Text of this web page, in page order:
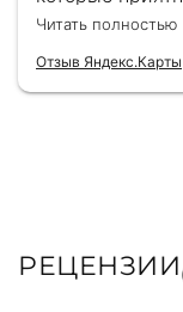
здесь уже
всегда всё
Однозначно
Читать полностью
Отзыв Яндекс.Карты
РЕЦЕНЗИИ